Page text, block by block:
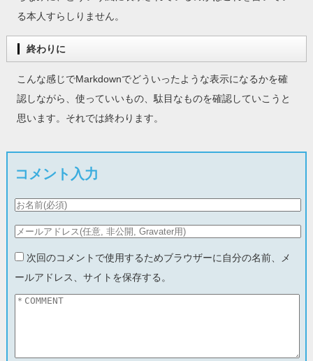
る本人すらしりません。
終わりに
こんな感じでMarkdownでどういったような表示になるかを確
認しながら、使っていいもの、駄目なものを確認していこうと
思います。それでは終わります。
コメント入力
次回のコメントで使用するためブラウザーに自分の名前、メ
ールアドレス、サイトを保存する。